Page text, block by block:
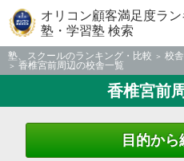
オリコン顧客満足度ラ
塾・学習塾 検索
塾、スクールのランキング・比較 校
香椎宮前周辺の校舎一覧
香椎宮前
目的か